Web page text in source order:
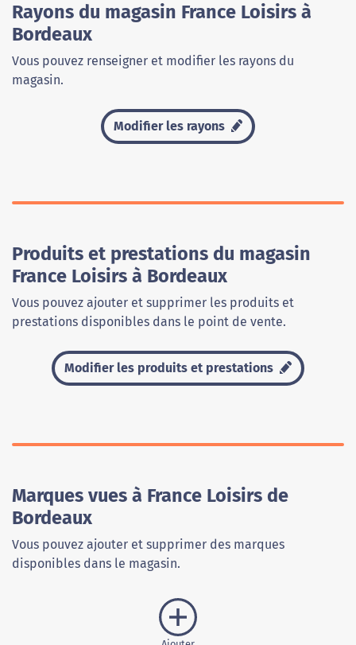
Rayons du magasin France Loisirs à
Bordeaux
Vous pouvez renseigner et modifier les rayons du
magasin.
Modifier les rayons
Produits et prestations du magasin
France Loisirs à Bordeaux
Vous pouvez ajouter et supprimer les produits et
prestations disponibles dans le point de vente.
Modifier les produits et prestations
Marques vues à France Loisirs de
Bordeaux
Vous pouvez ajouter et supprimer des marques
disponibles dans le magasin.